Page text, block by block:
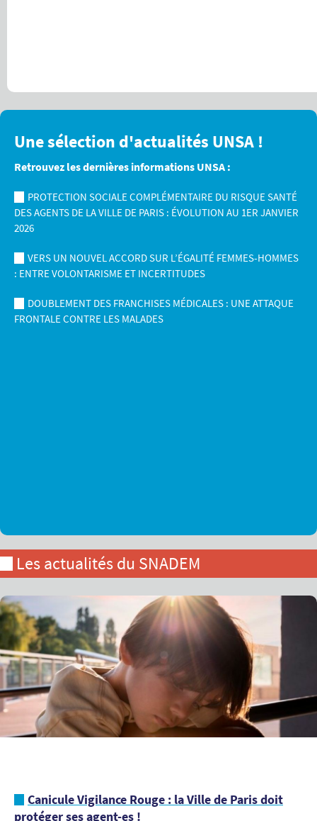
Une sélection d'actualités UNSA !
Retrouvez les dernières informations UNSA :
PROTECTION SOCIALE COMPLÉMENTAIRE DU RISQUE SANTÉ
DES AGENTS DE LA VILLE DE PARIS : ÉVOLUTION AU 1ER JANVIER
2026
VERS UN NOUVEL ACCORD SUR L’ÉGALITÉ FEMMES-HOMMES
: ENTRE VOLONTARISME ET INCERTITUDES
DOUBLEMENT DES FRANCHISES MÉDICALES : UNE ATTAQUE
FRONTALE CONTRE LES MALADES
Les actualités du SNADEM
Canicule Vigilance Rouge : la Ville de Paris doit
protéger ses agent-es !